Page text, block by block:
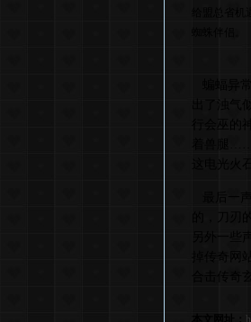
出了浊气
行会巫的
着兽腿
的，刀刃
另外一些
掉传奇网
合击传奇